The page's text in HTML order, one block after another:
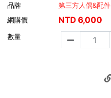
品牌
第三方人偶&配件
網購價
NTD 6,000
數量